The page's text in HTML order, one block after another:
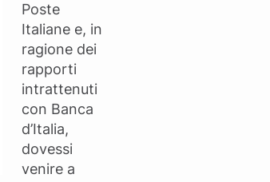
Poste
Italiane e, in
ragione dei
rapporti
intrattenuti
con Banca
d’Italia,
dovessi
venire a